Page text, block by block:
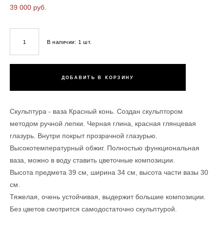
39 000 pуб.
В наличии: 1 шт.
ДОБАВИТЬ В КОРЗИНУ
Скульптура - ваза Красный конь. Создан скульптором
методом ручной лепки. Черная глина, красная глянцевая
глазурь. Внутри покрыт прозрачной глазурью.
Высокотемпературный обжиг. Полностью функциональная
ваза, можно в воду ставить цветочные композиции.
Высота предмета 39 см, ширина 34 см, высота части вазы 30
см.
Тяжелая, очень устойчивая, выдержит большие композиции.
Без цветов смотрится самодостаточно скульптурой.